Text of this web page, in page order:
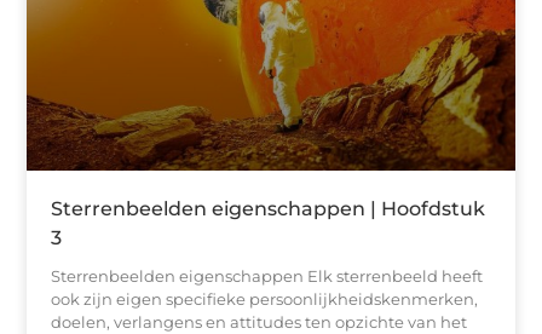
Sterrenbeelden eigenschappen | Hoofdstuk
3
Sterrenbeelden eigenschappen Elk sterrenbeeld heeft
ook zijn eigen specifieke persoonlijkheidskenmerken,
doelen, verlangens en attitudes ten opzichte van het